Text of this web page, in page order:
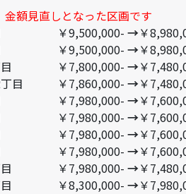
金額見直しとなった区画です
目 ￥9,500,000- →￥
9,500,000- →￥
￥7,800,000- →￥
目 ￥7,860,000- →￥
￥7,980,000- →￥
7,980,000- →￥
7,980,000- →￥
7,980,000- →￥
目 ￥7,980,000- →￥
8,300,000- →￥